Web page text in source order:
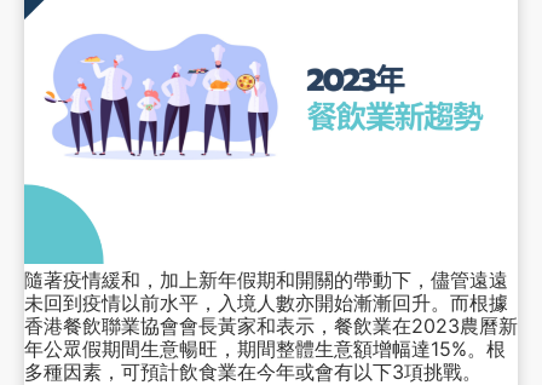
隨著疫情緩和，加上新年假期和開關的帶動下，儘管遠遠
未回到疫情以前水平，入境人數亦開始漸漸回升。而根據
香港餐飲聯業協會會長黃家和表示，餐飲業在2023農曆新
年公眾假期間生意暢旺，期間整體生意額增幅達15%。根
多種因素，可預計飲食業在今年或會有以下3項挑戰。